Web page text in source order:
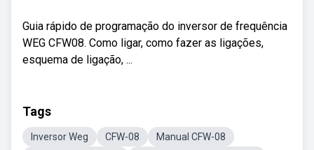
Guia rápido de programação do inversor de frequência
WEG CFW08. Como ligar, como fazer as ligações,
esquema de ligação, ...
Tags
Inversor Weg CFW-08
Manual CFW-08